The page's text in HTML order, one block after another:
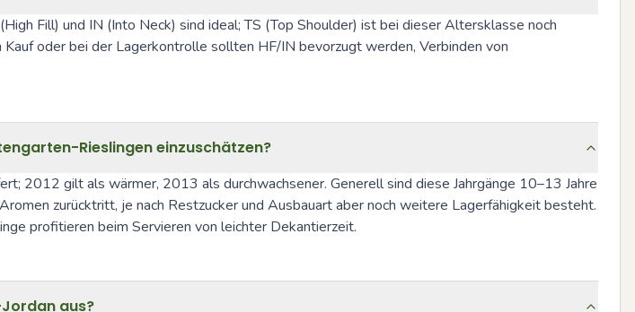
Fill) und IN (Into Neck) sind ideal; TS (Top Shoulder) ist bei dieser Altersklasse noch
oder bei der Lagerkontrolle sollten HF/IN bevorzugt werden, Verbinden von
Rieslingen einzuschätzen?
2012 gilt als wärmer, 2013 als durchwachsener. Generell sind diese Jahrgänge 10–13 Jahre
zurücktritt, je nach Restzucker und Ausbauart aber noch weitere Lagerfähigkeit besteht.
profitieren beim Servieren von leichter Dekantierzeit.
aus?